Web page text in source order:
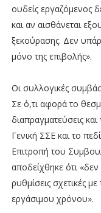
ουδείς εργαζόμενος
και αν αισθάνεται
ξεκούρασης. Δεν
μόνο της επιβολής».
Οι συλλογικές
Σε ό,τι αφορά το
διαπραγματεύσεις
Γενική ΣΣΕ και το
Επιτροπή του
αποδείχθηκε ότι
ρυθμίσεις σχετικές
εργάσιμου χρόνου».